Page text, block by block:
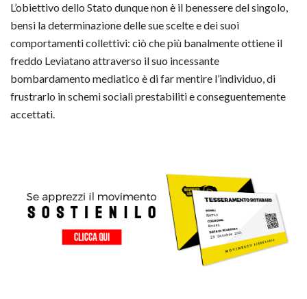
L’obiettivo dello Stato dunque non è il benessere del singolo,
bensì la determinazione delle sue scelte e dei suoi
comportamenti collettivi: ciò che più banalmente ottiene il
freddo Leviatano attraverso il suo incessante
bombardamento mediatico è di far mentire l’individuo, di
frustrarlo in schemi sociali prestabiliti e conseguentemente
accettati.